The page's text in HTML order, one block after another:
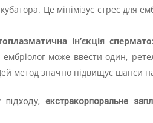
Це мінімізує стрес для
ін’єкція
ембріолог може ввести один,
метод значно підвищує шанси
підходу,екстракорпоральне